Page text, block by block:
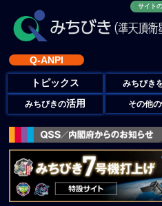
サイト
Q-ANPI
トピックス みちびき
みちびきの活用 その他